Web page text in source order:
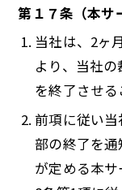
第１７条（本サ
当社は、2ヶ
より、当社
を終了させる
前項に従い
部の終了を
が定める本